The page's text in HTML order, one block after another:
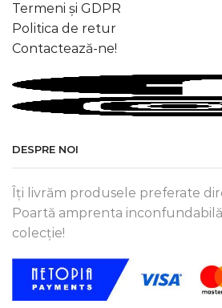
Termeni și GDPR
Politica de retur
Contactează-ne!
DESPRE NOI
Îți livrăm produsele preferate
Poartă amprenta
colecție!